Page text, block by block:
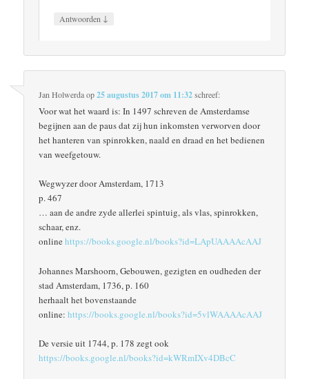
Antwoorden ↓
Jan Holwerdaop25 augustus 2017 om 11:32schreef:
Voor wat het waard is: In 1497 schreven de Amsterdamse
begijnen aan de paus dat zij hun inkomsten verworven door
het hanteren van spinrokken, naald en draad en het bedienen
van weefgetouw.
Wegwyzer door Amsterdam, 1713
p. 467
… aan de andre zyde allerlei spintuig, als vlas, spinrokken,
schaar, enz.
onlinehttps://books.google.nl/books?id=LApUAAAAcAAJ
Johannes Marshoorn, Gebouwen, gezigten en oudheden der
stad Amsterdam, 1736, p. 160
herhaalt het bovenstaande
online:https://books.google.nl/books?id=5vlWAAAAcAAJ
De versie uit 1744, p. 178 zegt ook
https://books.google.nl/books?id=kWRmIXv4DBcC